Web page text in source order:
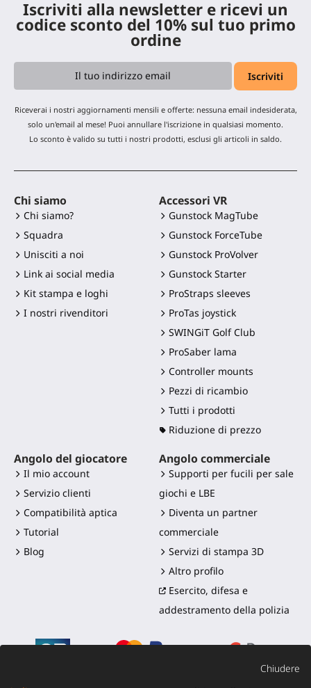
Iscriviti alla newsletter e ricevi un
codice sconto del 10% sul tuo primo
ordine
Riceverai i nostri aggiornamenti mensili e offerte: nessuna email indesiderata,
solo un'email al mese! Puoi annullare l'iscrizione in qualsiasi momento.
Lo sconto è valido su tutti i nostri prodotti, esclusi gli articoli in saldo.
Chi siamo
Chi siamo?
Squadra
Unisciti a noi
Link ai social media
Kit stampa e loghi
I nostri rivenditori
Accessori VR
Gunstock MagTube
Gunstock ForceTube
Gunstock ProVolver
Gunstock Starter
ProStraps sleeves
ProTas joystick
SWINGiT Golf Club
ProSaber lama
Controller mounts
Pezzi di ricambio
Tutti i prodotti
Riduzione di prezzo
Angolo del giocatore
Il mio account
Servizio clienti
Compatibilità aptica
Tutorial
Blog
Angolo commerciale
Supporti per fucili per sale
giochi e LBE
Diventa un partner
commerciale
Servizi di stampa 3D
Altro profilo
Esercito, difesa e
addestramento della polizia
Chiudere